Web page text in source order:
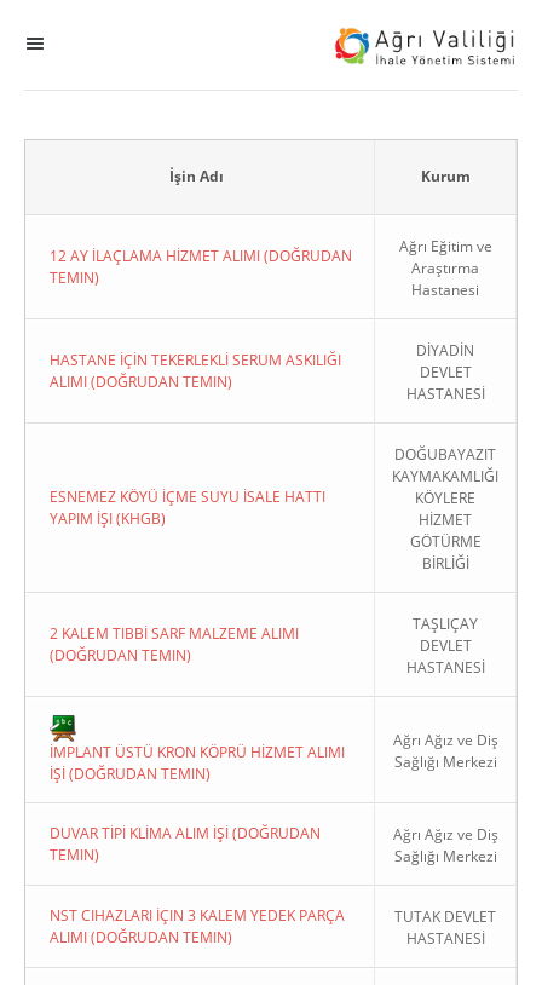
KHGB
İşin Adı Kurum
12 AY İLAÇLAMA HİZMET ALIMI (DOĞRUDAN
TEMIN)
Ağrı Eğitim ve
Araştırma
Hastanesi
HASTANE İÇİN TEKERLEKLİ SERUM ASKILIĞI
ALIMI (DOĞRUDAN TEMIN)
DİYADİN
DEVLET
HASTANESİ
ESNEMEZ KÖYÜ İÇME SUYU İSALE HATTI
YAPIM İŞI (KHGB)
DOĞUBAYAZIT
KAYMAKAMLIĞI
KÖYLERE
HİZMET
GÖTÜRME
BİRLİĞİ
2 KALEM TIBBİ SARF MALZEME ALIMI
(DOĞRUDAN TEMIN)
TAŞLIÇAY
DEVLET
HASTANESİ
İMPLANT ÜSTÜ KRON KÖPRÜ HİZMET ALIMI
İŞİ (DOĞRUDAN TEMIN)
Ağrı Ağız ve Diş
Sağlığı Merkezi
DUVAR TİPİ KLİMA ALIM İŞİ (DOĞRUDAN
TEMIN)
Ağrı Ağız ve Diş
Sağlığı Merkezi
NST CIHAZLARI İÇIN 3 KALEM YEDEK PARÇA
ALIMI (DOĞRUDAN TEMIN)
TUTAK DEVLET
HASTANESİ